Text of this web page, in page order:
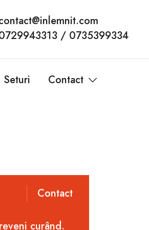
/ 0735399334
Seturi Contact
Contact
curând.